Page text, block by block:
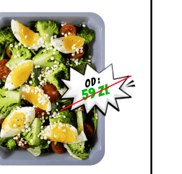
od :
59 zł